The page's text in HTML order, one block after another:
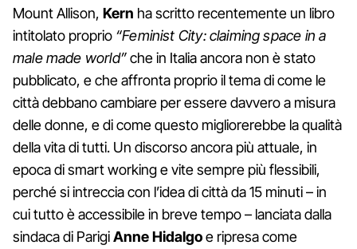
Mount Allison, Kern ha scritto recentemente un libro
intitolato proprio “Feminist City: claiming space in a
male made world”che in Italia ancora non è stato
pubblicato, e che affronta proprio il tema di come le
città debbano cambiare per essere davvero a misura
delle donne, e di come questo migliorerebbe la qualità
della vita di tutti. Un discorso ancora più attuale, in
epoca di smart working e vite sempre più flessibili,
perché si intreccia con l’idea di città da 15 minuti – in
cui tutto è accessibile in breve tempo – lanciata dalla
sindaca di ParigiAnne Hidalgoe ripresa come